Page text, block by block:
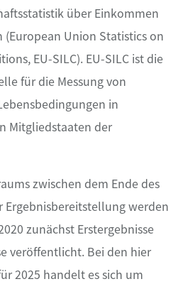
über Einkommen
Union Statistics on
EU-SILC). EU-SILC ist die
für die Messung von
in
Mitgliedstaaten der
zwischen dem Ende des
Ergebnisbereitstellung werden
zunächst Erstergebnisse
veröffentlicht. Bei den hier
2025 handelt es sich um